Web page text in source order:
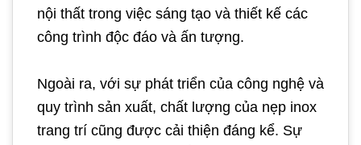
nội thất trong việc sáng tạo và thiết kế các
công trình độc đáo và ấn tượng.
Ngoài ra, với sự phát triển của công nghệ và
quy trình sản xuất, chất lượng của nẹp inox
trang trí cũng được cải thiện đáng kể. Sự